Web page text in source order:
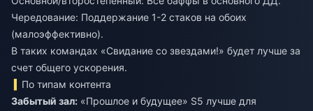
Чередование: Поддержание 1-2 стаков на обоих
(малоэффективно).
В таких командах «Свидание со звездами!» будет лучше за
счет общего ускорения.
По типам контента
Забытый зал: «Прошлое и будущее» S5 лучше для